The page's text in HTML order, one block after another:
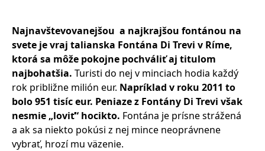
Najnavštevovanejšou a najkrajšou fontánou na
svete je vraj talianska Fontána Di Trevi v Ríme,
ktorá sa môže pokojne pochváliť aj titulom
najbohatšia. Turisti do nej v minciach hodia každý
rok približne milión eur. Napríklad v roku 2011 to
bolo 951 tisíc eur. Peniaze z Fontány Di Trevi však
nesmie „loviť“ hocikto. Fontána je prísne strážená
a ak sa niekto pokúsi z nej mince neoprávnene
vybrať, hrozí mu väzenie.